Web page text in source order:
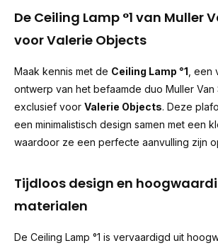
De Ceiling Lamp °1 van Muller
voor Valerie Objects
Maak kennis met de Ceiling Lamp °1 ,
ontwerp van het befaamde duo Muller Van
exclusief voor Valerie Objects. Deze
een minimalistisch design samen met een
waardoor ze een perfecte aanvulling zijn
Tijdloos design en
materialen
De Ceiling Lamp °1 is vervaardigd uit